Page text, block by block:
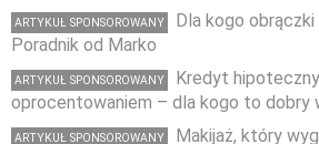
ARTYKUŁ SPONSOROWANY
Dla kogo obrączki
Poradnik od Marko
ARTYKUŁ SPONSOROWANY
Kredyt
oprocentowaniem – dla kogo to dobry
ARTYKUŁ SPONSOROWANY
Makijaż, który